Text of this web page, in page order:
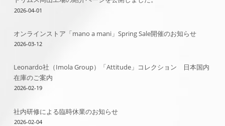
2026-04-01
オンラインストア「mano a mani」Spring Sale開催のお知らせ
2026-03-12
Leonardo社（Imola Group）「Attitude」コレクション 日本国内
在庫のご案内
2026-02-19
社内研修による臨時休業のお知らせ
2026-02-04